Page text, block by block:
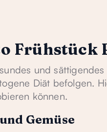
Frühstück
und
Diät befolgen.
können.
Gemüse